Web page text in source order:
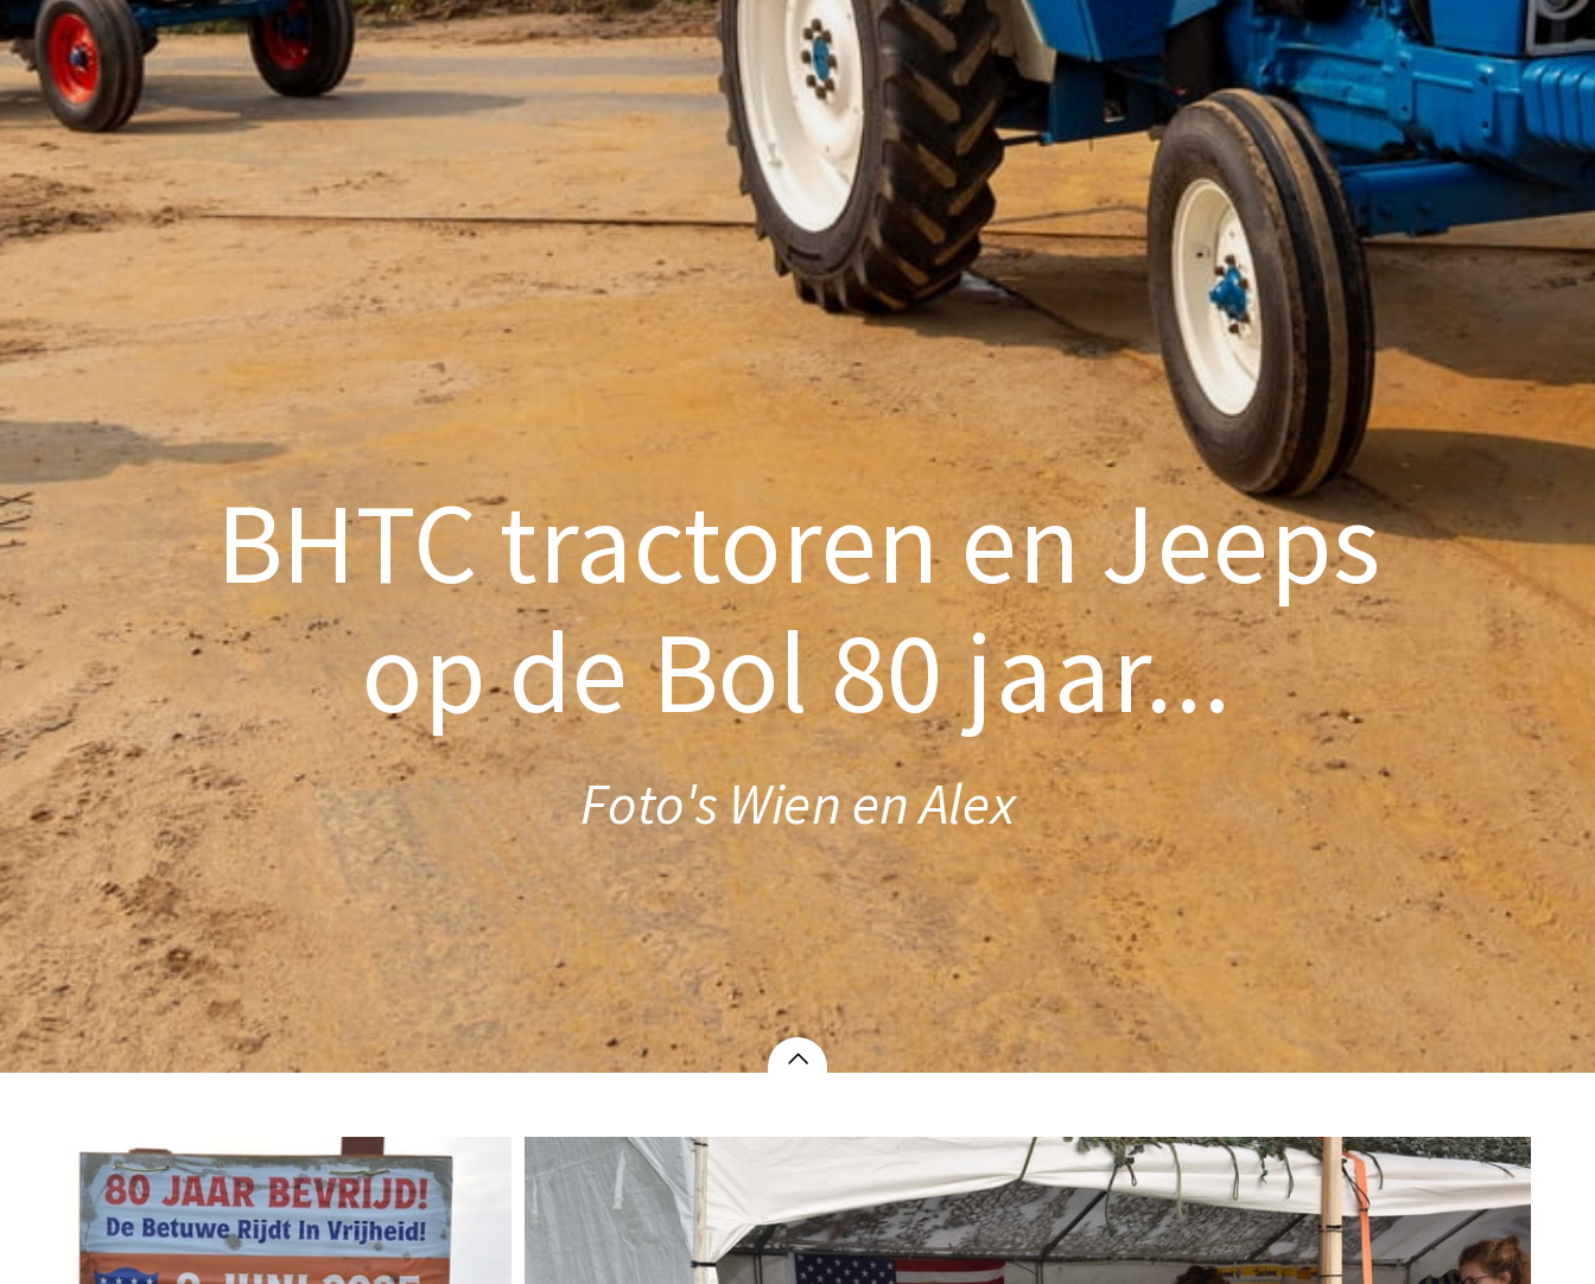
BHTC tractoren en Jeeps
op de Bol 80 jaar...
Foto's Wien en Alex